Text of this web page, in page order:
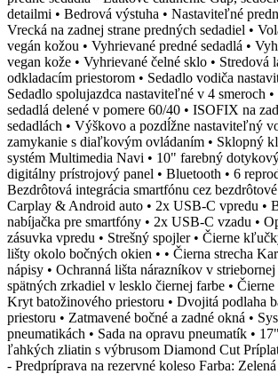
detailmi • Bedrová výstuha • Nastaviteľné
Vrecká na zadnej strane predných sedadiel •
vegán kožou • Vyhrievané predné sedadlá •
vegan kože • Vyhrievané čelné sklo • Stredová
odkladacím priestorom • Sedadlo vodiča
Sedadlo spolujazdca nastaviteľné v 4 smeroch
sedadlá delené v pomere 60/40 • ISOFIX na
sedadlách • Výškovo a pozdĺžne nastaviteľný
zamykanie s diaľkovým ovládaním • Sklopný
systém Multimedia Navi • 10" farebný
digitálny prístrojový panel • Bluetooth • 6
Bezdrôtová integrácia smartfónu cez
Carplay & Android auto • 2x USB-C vpredu •
nabíjačka pre smartfóny • 2x USB-C vzadu •
zásuvka vpredu • Strešný spojler • Čierne
lišty okolo bočných okien • • Čierna strecha
nápisy • Ochranná lišta nárazníkov v
spätných zrkadiel v lesklo čiernej farbe • Čierne
Kryt batožinového priestoru • Dvojitá podlaha
priestoru • Zatmavené bočné a zadné okná •
pneumatikách • Sada na opravu pneumatík •
ľahkých zliatin s výbrusom Diamond Cut
- Predpríprava na rezervné koleso Farba: